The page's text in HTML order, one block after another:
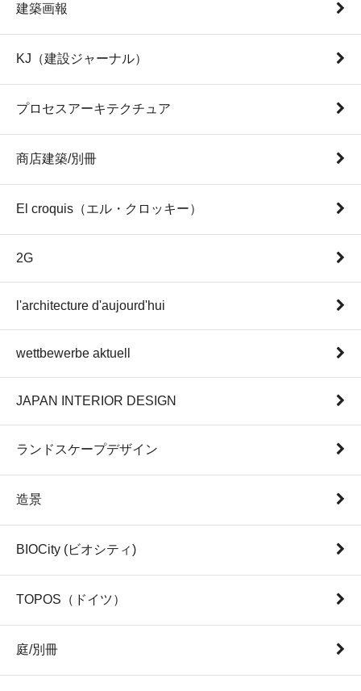
建築画報
KJ（建設ジャーナル）
プロセスアーキテクチュア
商店建築/別冊
El croquis（エル・クロッキー）
2G
l'architecture d'aujourd'hui
wettbewerbe aktuell
JAPAN INTERIOR DESIGN
ランドスケープデザイン
造景
BIOCity (ビオシティ)
TOPOS（ドイツ）
庭/別冊